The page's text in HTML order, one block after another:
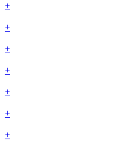
+
+
+
+
+
+
+